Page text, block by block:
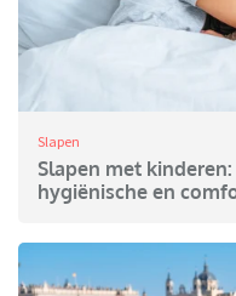
Slapen
Slapen met
hygiënische en